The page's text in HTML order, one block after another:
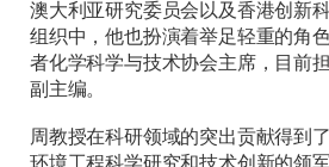
澳大利亚研究委员会以及香港创新
组织中，他也扮演着举足轻重的角
者化学科学与技术协会主席，目前
副主编。
周教授在科研领域的突出贡献得到
环境工程科学研究和技术创新的领